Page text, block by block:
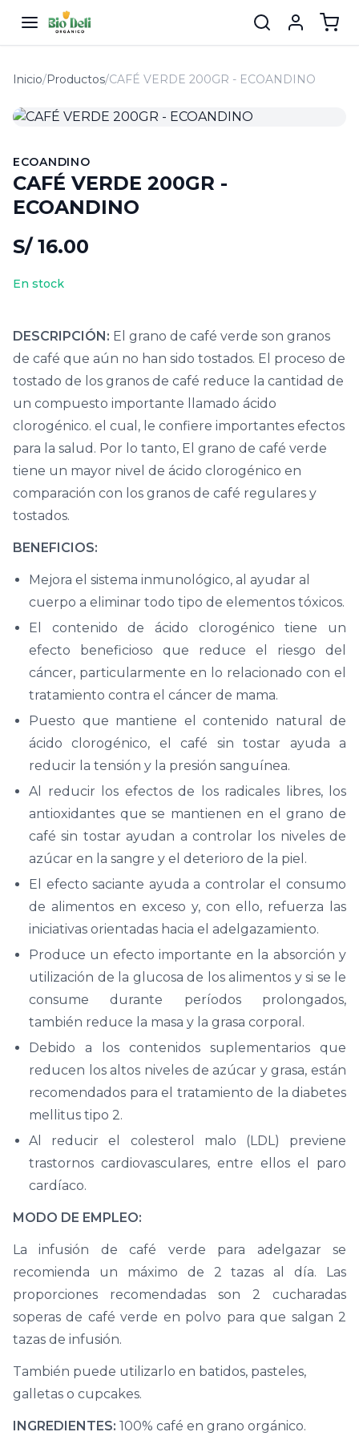
Inicio/Productos/CAFÉ VERDE 200GR - ECOANDINO
ECOANDINO
CAFÉ VERDE 200GR -
ECOANDINO
S/ 16.00
En stock
DESCRIPCIÓN: El grano de café verde son granos
de café que aún no han sido tostados. El proceso de
tostado de los granos de café reduce la cantidad de
un compuesto importante llamado ácido
clorogénico. el cual, le confiere importantes efectos
para la salud. Por lo tanto, El grano de café verde
tiene un mayor nivel de ácido clorogénico en
comparación con los granos de café regulares y
tostados.
BENEFICIOS:
Mejora el sistema inmunológico, al ayudar al
cuerpo a eliminar todo tipo de elementos tóxicos.
El contenido de ácido clorogénico tiene un
efecto beneficioso que reduce el riesgo del
cáncer, particularmente en lo relacionado con el
tratamiento contra el cáncer de mama.
Puesto que mantiene el contenido natural de
ácido clorogénico, el café sin tostar ayuda a
reducir la tensión y la presión sanguínea.
Al reducir los efectos de los radicales libres, los
antioxidantes que se mantienen en el grano de
café sin tostar ayudan a controlar los niveles de
azúcar en la sangre y el deterioro de la piel.
El efecto saciante ayuda a controlar el consumo
de alimentos en exceso y, con ello, refuerza las
iniciativas orientadas hacia el adelgazamiento.
Produce un efecto importante en la absorción y
utilización de la glucosa de los alimentos y si se le
consume durante períodos prolongados,
también reduce la masa y la grasa corporal.
Debido a los contenidos suplementarios que
reducen los altos niveles de azúcar y grasa, están
recomendados para el tratamiento de la diabetes
mellitus tipo 2.
Al reducir el colesterol malo (LDL) previene
trastornos cardiovasculares, entre ellos el paro
cardíaco.
MODO DE EMPLEO:
La infusión de café verde para adelgazar se
recomienda un máximo de 2 tazas al día. Las
proporciones recomendadas son 2 cucharadas
soperas de café verde en polvo para que salgan 2
tazas de infusión.
También puede utilizarlo en batidos, pasteles,
galletas o cupcakes.
INGREDIENTES: 100% café en grano orgánico.